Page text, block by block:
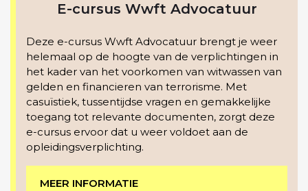
E-cursus Wwft Advocatuur
Deze e-cursus Wwft Advocatuur brengt je weer
helemaal op de hoogte van de verplichtingen in
het kader van het voorkomen van witwassen van
gelden en financieren van terrorisme. Met
casuïstiek, tussentijdse vragen en gemakkelijke
toegang tot relevante documenten, zorgt deze
e-cursus ervoor dat u weer voldoet aan de
opleidingsverplichting.
MEER INFORMATIE